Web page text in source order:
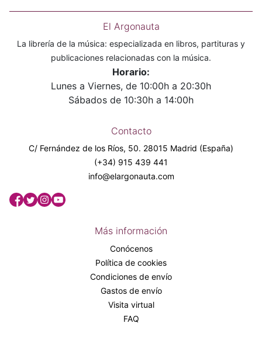
El Argonauta
La librería de la música: especializada en libros, partituras y
publicaciones relacionadas con la música.
Horario:
Lunes a Viernes, de 10:00h a 20:30h
Sábados de 10:30h a 14:00h
Contacto
C/ Fernández de los Ríos, 50. 28015 Madrid (España)
(+34) 915 439 441
info@elargonauta.com
Más información
Conócenos
Política de cookies
Condiciones de envío
Gastos de envío
Visita virtual
FAQ